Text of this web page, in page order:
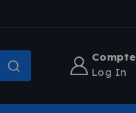
Compte
Log In